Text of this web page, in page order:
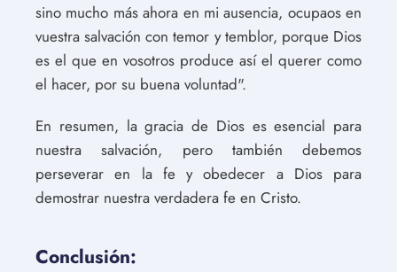
sino mucho más ahora en mi ausencia, ocupaos en
vuestra salvación con temor y temblor, porque Dios
es el que en vosotros produce así el querer como
el hacer, por su buena voluntad".
En resumen, la gracia de Dios es esencial para
nuestra salvación, pero también debemos
perseverar en la fe y obedecer a Dios para
demostrar nuestra verdadera fe en Cristo.
Conclusión: